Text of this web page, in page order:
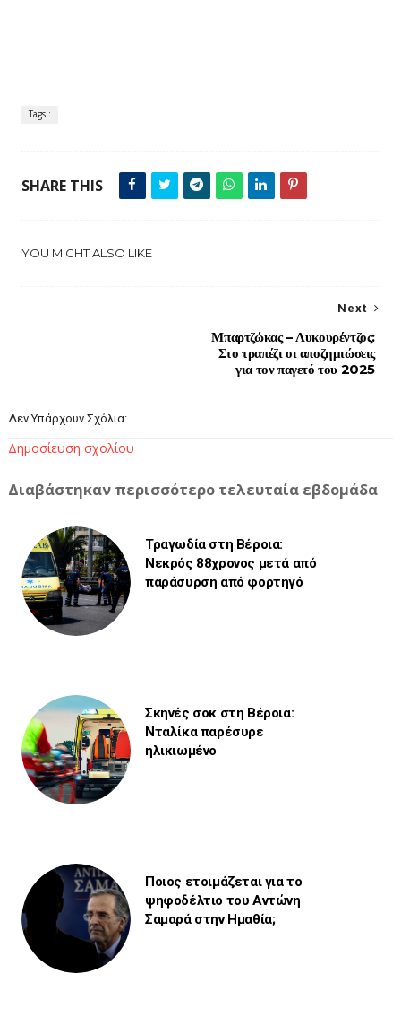
Tags :
SHARE THIS
YOU MIGHT ALSO LIKE
Next
Μπαρτζώκας – Λυκουρέντζος:
Στο τραπέζι οι αποζημιώσεις
για τον παγετό του 2025
Δεν Υπάρχουν Σχόλια:
Δημοσίευση σχολίου
Διαβάστηκαν περισσότερο τελευταία εβδομάδα
Τραγωδία στη Βέροια:
Νεκρός 88χρονος μετά από
παράσυρση από φορτηγό
Σκηνές σοκ στη Βέροια:
Νταλίκα παρέσυρε
ηλικιωμένο
Ποιος ετοιμάζεται για το
ψηφοδέλτιο του Αντώνη
Σαμαρά στην Ημαθία;